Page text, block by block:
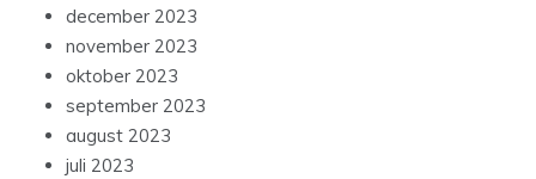
december 2023
november 2023
oktober 2023
september 2023
august 2023
juli 2023